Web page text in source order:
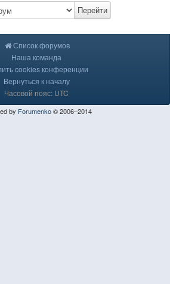
Перейти
Список форумов
Наша команда
cookies конференции
Вернуться к началу
Часовой пояс: UTC
by Forumenko© 2006–2014